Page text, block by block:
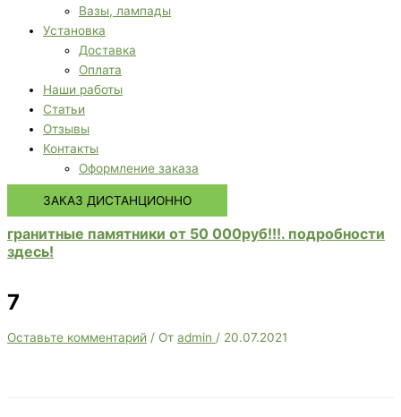
Вазы, лампады
Установка
Доставка
Оплата
Наши работы
Статьи
Отзывы
Контакты
Оформление заказа
ЗАКАЗ ДИСТАНЦИОННО
гранитные памятники от 50 000руб!!!. подробности
здесь!
7
Оставьте комментарий / От admin / 20.07.2021